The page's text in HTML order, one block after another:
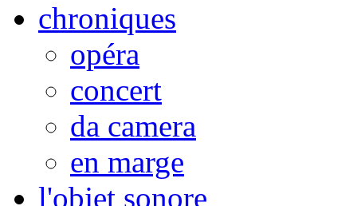
chroniques
opéra
concert
da camera
en marge
l'objet sonore